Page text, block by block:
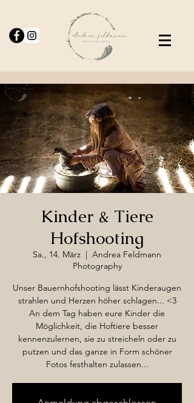
Kinder & Tiere
Hofshooting
Sa., 14. März
  |
Andrea Feldmann
Photography
Unser Bauernhofshooting lässt Kinderaugen
strahlen und Herzen höher schlagen... <3
An dem Tag haben eure Kinder die
Möglichkeit, die Hoftiere besser
kennenzulernen, sie zu streicheln oder zu
putzen und das ganze in Form schöner
Fotos festhalten zulassen...